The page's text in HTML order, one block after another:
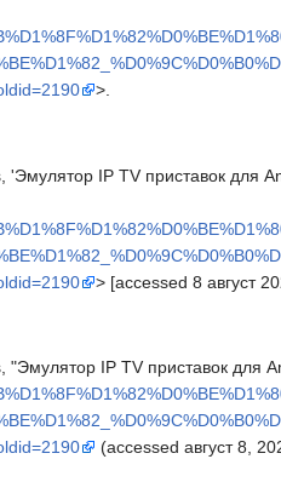
>.
IP TV приставок для
> [accessed 8 август
IP TV приставок для
(accessed август 8,